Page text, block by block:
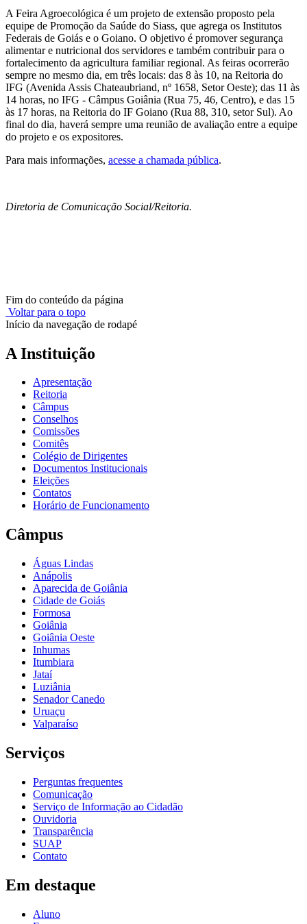
A Feira Agroecológica é um projeto de extensão proposto pela
equipe de Promoção da Saúde do Siass, que agrega os Institutos
Federais de Goiás e o Goiano. O objetivo é promover segurança
alimentar e nutricional dos servidores e também contribuir para o
fortalecimento da agricultura familiar regional. As feiras ocorrerão
sempre no mesmo dia, em três locais: das 8 às 10, na Reitoria do
IFG (Avenida Assis Chateaubriand, nº 1658, Setor Oeste); das 11 às
14 horas, no IFG - Câmpus Goiânia (Rua 75, 46, Centro), e das 15
às 17 horas, na Reitoria do IF Goiano (Rua 88, 310, setor Sul). Ao
final do dia, haverá sempre uma reunião de avaliação entre a equipe
do projeto e os expositores.
Para mais informações, acesse a chamada pública.
Diretoria de Comunicação Social/Reitoria.
Fim do conteúdo da página
Voltar para o topo
Início da navegação de rodapé
A Instituição
Apresentação
Reitoria
Câmpus
Conselhos
Comissões
Comitês
Colégio de Dirigentes
Documentos Institucionais
Eleições
Contatos
Horário de Funcionamento
Câmpus
Águas Lindas
Anápolis
Aparecida de Goiânia
Cidade de Goiás
Formosa
Goiânia
Goiânia Oeste
Inhumas
Itumbiara
Jataí
Luziânia
Senador Canedo
Uruaçu
Valparaíso
Serviços
Perguntas frequentes
Comunicação
Serviço de Informação ao Cidadão
Ouvidoria
Transparência
SUAP
Contato
Em destaque
Aluno